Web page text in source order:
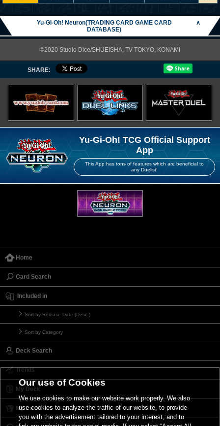
Yu-Gi-Oh! Neuron(TRADING CARD GAME CARD
DATABASE)
∧
©2020 Studio Dice/SHUEISHA, TV TOKYO, KONAMI
SHARE:
Yu-Gi-Oh! TCG Official Support
App
This App has tons of features which are beneficial to
any Duelist!
Home
Card Search
Included in
Sort by Release Date (Desc.)
Sort by Category
Deck Search
Trends
My Deck
My Card List
Our use of Cookies
We use cookies to make our website work properly. We also
use cookies to analyze the traffic of our website, to provide
you with the advertisement tailored to your interest, and to